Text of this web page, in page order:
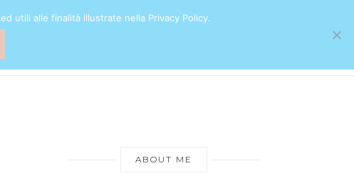
ABOUT ME
utili alle finalità illustrate nella Privacy Policy.